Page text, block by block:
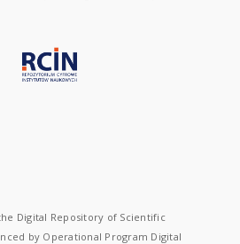
Digital Repository of Scientific
by Operational Program Digital